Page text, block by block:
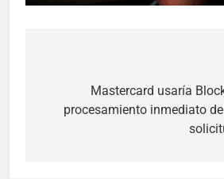
navigationMastercard usaría
procesamiento inmediato